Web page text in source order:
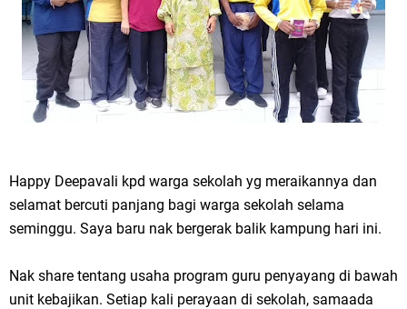
Happy Deepavali kpd warga sekolah yg meraikannya dan
selamat bercuti panjang bagi warga sekolah selama
seminggu. Saya baru nak bergerak balik kampung hari ini.
Nak share tentang usaha program guru penyayang di bawah
unit kebajikan. Setiap kali perayaan di sekolah, samaada